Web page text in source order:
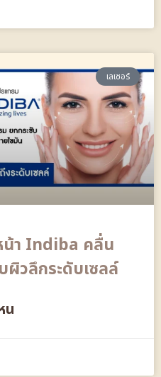
เลเซอร์
า Indiba คลื่น
ผิวลึกระดับเซลล์
น